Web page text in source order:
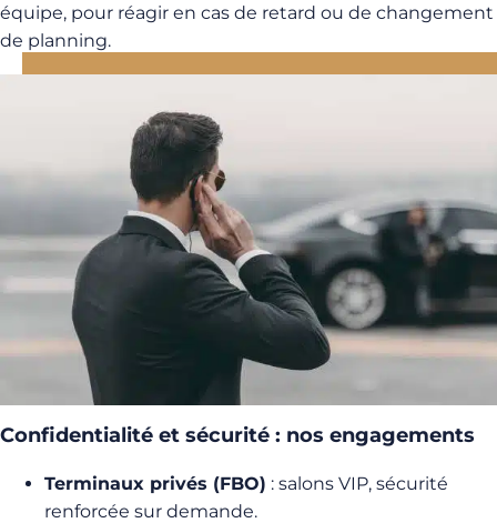
équipe, pour réagir en cas de retard ou de changement
de planning.
Confidentialité et sécurité : nos engagements
Terminaux privés (FBO) : salons VIP, sécurité
renforcée sur demande.